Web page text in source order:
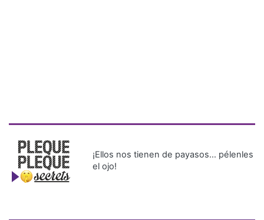
¡Ellos nos tienen de payasos… pélenles
el ojo!